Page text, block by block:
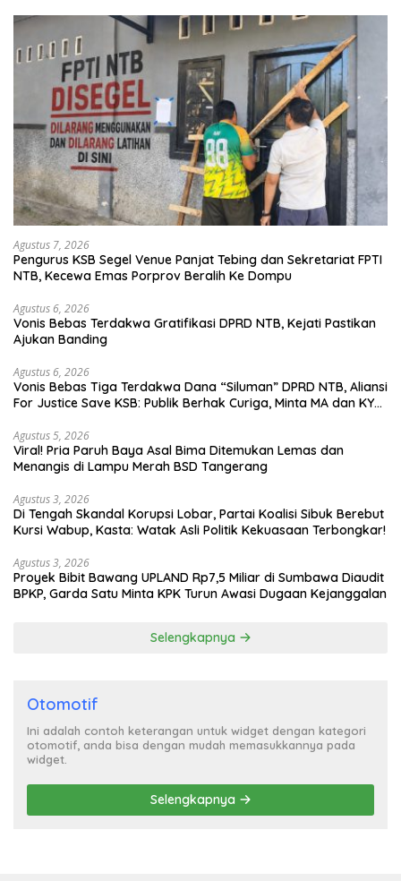
Agustus 7, 2026
Pengurus KSB Segel Venue Panjat Tebing dan Sekretariat FPTI
NTB, Kecewa Emas Porprov Beralih Ke Dompu
Agustus 6, 2026
Vonis Bebas Terdakwa Gratifikasi DPRD NTB, Kejati Pastikan
Ajukan Banding
Agustus 6, 2026
Vonis Bebas Tiga Terdakwa Dana “Siluman” DPRD NTB, Aliansi
For Justice Save KSB: Publik Berhak Curiga, Minta MA dan KY
Agustus 5, 2026
Viral! Pria Paruh Baya Asal Bima Ditemukan Lemas dan
Menangis di Lampu Merah BSD Tangerang
Agustus 3, 2026
Di Tengah Skandal Korupsi Lobar, Partai Koalisi Sibuk Berebut
Kursi Wabup, Kasta: Watak Asli Politik Kekuasaan Terbongkar!
Agustus 3, 2026
Proyek Bibit Bawang UPLAND Rp7,5 Miliar di Sumbawa Diaudit
BPKP, Garda Satu Minta KPK Turun Awasi Dugaan Kejanggalan
Selengkapnya
Otomotif
Ini adalah contoh keterangan untuk widget dengan kategori
otomotif, anda bisa dengan mudah memasukkannya pada
widget.
Selengkapnya